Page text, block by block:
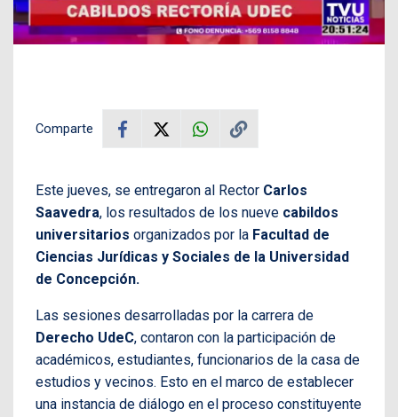
Comparte
Este jueves, se entregaron al Rector Carlos
Saavedra, los resultados de los nueve cabildos
universitarios organizados por la Facultad de
Ciencias Jurídicas y Sociales de la Universidad
de Concepción.
Las sesiones desarrolladas por la carrera de
Derecho UdeC, contaron con la participación de
académicos, estudiantes, funcionarios de la casa de
estudios y vecinos. Esto en el marco de establecer
una instancia de diálogo en el proceso constituyente